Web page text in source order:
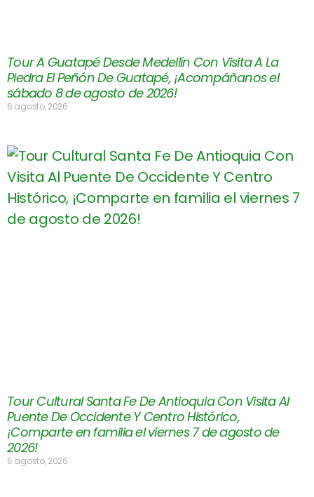
Tour A Guatapé Desde Medellín Con Visita A La
Piedra El Peñón De Guatapé, ¡Acompáñanos el
sábado 8 de agosto de 2026!
6 agosto, 2026
Tour Cultural Santa Fe De Antioquia Con Visita Al
Puente De Occidente Y Centro Histórico,
¡Comparte en familia el viernes 7 de agosto de
2026!
6 agosto, 2026